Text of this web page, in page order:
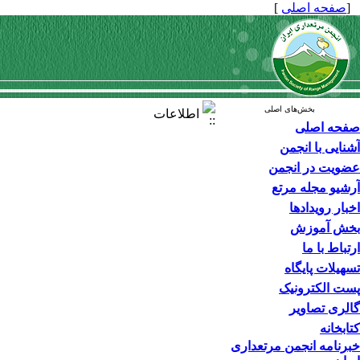
[صفحه اصلی ]
بخش‌های اصلی
صفحه اصلی
آشنایی با انجمن
عضویت در انجمن
آرشیو مجله مرتع
اخبار رویدادها
بخش آموزش
ارتباط با ما
تسهیلات پایگاه
پست الکترونیک
گالری تصاویر
کتابخانه
خبرنامه انجمن مرتعداری
اطلاعات